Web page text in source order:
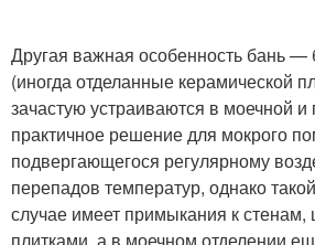
Другая важная особенность бань
(иногда отделанные керамической
зачастую устраиваются в моечной
практичное решение для мокрого
подвергающегося регулярному
перепадов температур, однако
случае имеет примыкания к